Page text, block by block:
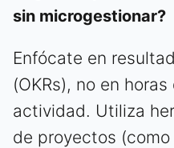
sin microgestionar?
Enfócate en
(OKRs), no en
actividad. Utiliza
de proyectos (como